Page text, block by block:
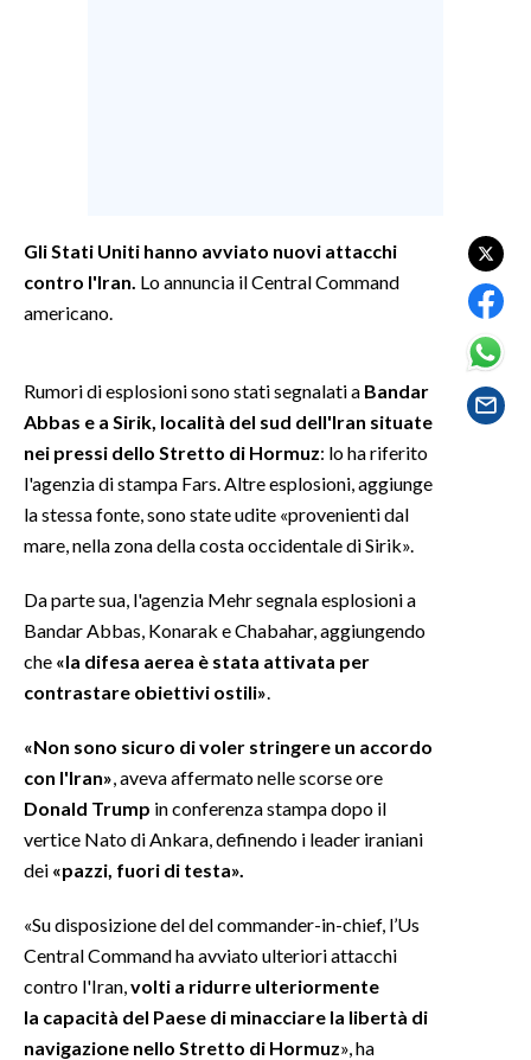
SPETTACOLI
GOSSIP
SARDEGNA TURISMO
SARDI NEL MONDO
NOTIZIE
EVENTI
#CARAUNIONE
3 MINUTI CON
INFO AZIENDE
ANNUNCI
PUBBLICITÀ
SPIAGGE
Gli Stati Uniti hanno avviato nuovi attacchi
contro l'Iran. Lo annuncia il Central Command
americano.
Rumori di esplosioni sono stati segnalati a Bandar
Abbas e a Sirik, località del sud dell'Iran situate
nei pressi dello Stretto di Hormuz: lo ha riferito
l'agenzia di stampa Fars. Altre esplosioni, aggiunge
la stessa fonte, sono state udite «provenienti dal
mare, nella zona della costa occidentale di Sirik».
Da parte sua, l'agenzia Mehr segnala esplosioni a
Bandar Abbas, Konarak e Chabahar, aggiungendo
che «la difesa aerea è stata attivata per
contrastare obiettivi ostili»
«Non sono sicuro di voler stringere un accordo
con l'Iran» , aveva affermato nelle scorse ore
Donald Trump in conferenza stampa dopo il
vertice Nato di Ankara, definendo i leader iraniani
dei «pazzi, fuori di testa».
«Su disposizione del del commander-in-chief, l’Us
Central Command ha avviato ulteriori attacchi
contro l'Iran, volti a ridurre ulteriormente
la capacità del Paese di minacciare la libertà di
navigazione nello Stretto di Hormuz», ha